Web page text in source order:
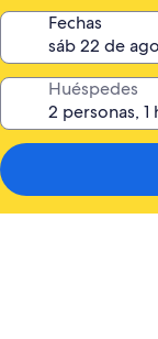
Fechas
Huéspedes